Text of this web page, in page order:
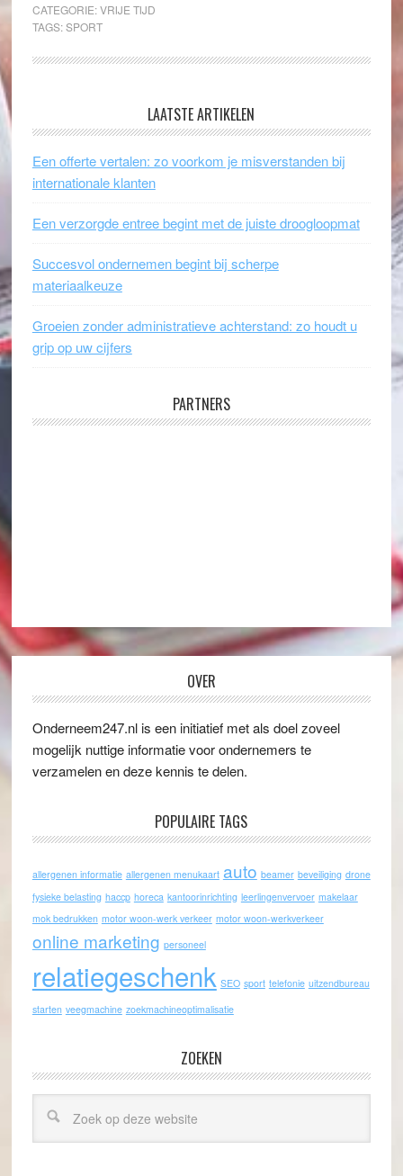
CATEGORIE:VRIJE TIJD
TAGS:SPORT
LAATSTE ARTIKELEN
Een offerte vertalen: zo voorkom je misverstanden bij
internationale klanten
Een verzorgde entree begint met de juiste droogloopmat
Succesvol ondernemen begint bij scherpe
materiaalkeuze
Groeien zonder administratieve achterstand: zo houdt u
grip op uw cijfers
PARTNERS
OVER
Onderneem247.nl is een initiatief met als doel zoveel
mogelijk nuttige informatie voor ondernemers te
verzamelen en deze kennis te delen.
POPULAIRE TAGS
allergenen informatie allergenen menukaart auto beamer beveiliging drone
fysieke belasting haccp horeca kantoorinrichting leerlingenvervoer makelaar
mok bedrukken motor woon-werk verkeer motor woon-werkverkeer
online marketing personeel
relatiegeschenk SEO sport telefonie uitzendbureau
starten veegmachine zoekmachineoptimalisatie
ZOEKEN